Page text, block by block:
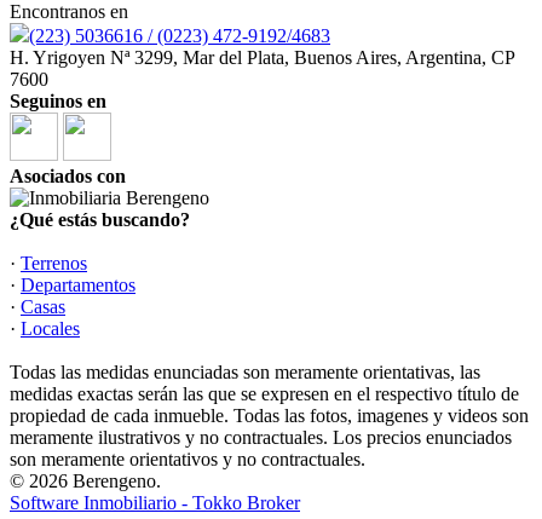
Encontranos en
(223) 5036616 / (0223) 472-9192/4683
H. Yrigoyen Nª 3299, Mar del Plata, Buenos Aires, Argentina, CP
7600
Seguinos en
Asociados con
¿Qué estás buscando?
· Terrenos
· Departamentos
· Casas
· Locales
Todas las medidas enunciadas son meramente orientativas, las
medidas exactas serán las que se expresen en el respectivo título de
propiedad de cada inmueble. Todas las fotos, imagenes y videos son
meramente ilustrativos y no contractuales. Los precios enunciados
son meramente orientativos y no contractuales.
© 2026 Berengeno.
Software Inmobiliario - Tokko Broker